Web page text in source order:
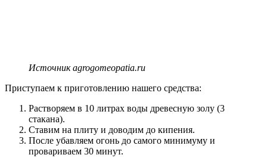
Источник agrogomeopatia.ru
Приступаем к приготовлению нашего средства:
Растворяем в 10 литрах воды древесную золу (3
стакана).
Ставим на плиту и доводим до кипения.
После убавляем огонь до самого минимуму и
провариваем 30 минут.